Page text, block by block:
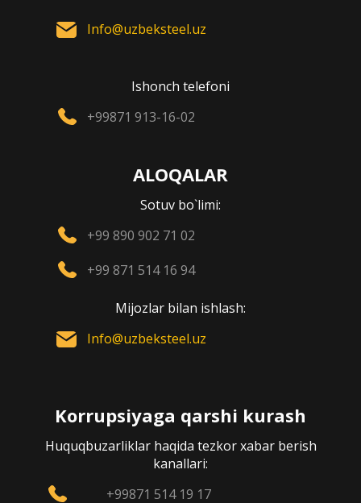
Info@uzbeksteel.uz
Ishonch telefoni
+99871 913-16-02
ALOQALAR
Sotuv bo`limi:
+99 890 902 71 02
+99 871 514 16 94
Mijozlar bilan ishlash:
Info@uzbeksteel.uz
Korrupsiyaga qarshi kurash
Huquqbuzarliklar haqida tezkor xabar berish
kanallari:
+99871 514 19 17